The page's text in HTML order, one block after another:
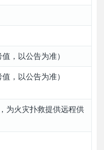
，以公告为准）
，以公告为准）
为火灾扑救提供远程供